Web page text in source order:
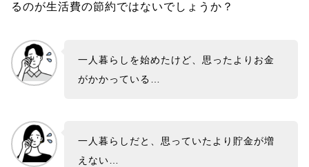
るのが生活費の節約ではないでしょうか？
一人暮らしを始めたけど、思ったよりお金
がかかっている…
一人暮らしだと、思っていたより貯金が増
えない…